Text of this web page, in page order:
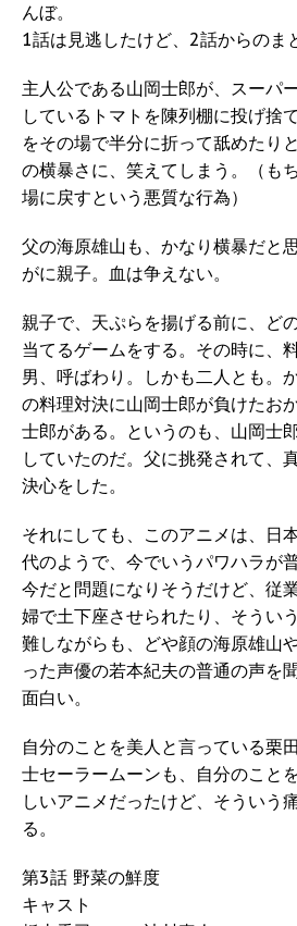
んぼ。
1話は見逃したけど、2話からのま
主人公である山岡士郎が、スーパ
しているトマトを陳列棚に投げ捨
をその場で半分に折って舐めたり
の横暴さに、笑えてしまう。（も
場に戻すという悪質な行為）
父の海原雄山も、かなり横暴だと
がに親子。血は争えない。
親子で、天ぷらを揚げる前に、ど
当てるゲームをする。その時に、
男、呼ばわり。しかも二人とも。
の料理対決に山岡士郎が負けたお
士郎がある。というのも、山岡士
していたのだ。父に挑発されて、
決心をした。
それにしても、このアニメは、日
代のようで、今でいうパワハラが
今だと問題になりそうだけど、従
婦で土下座させられたり、そうい
難しながらも、どや顔の海原雄山
った声優の若本紀夫の普通の声を
面白い。
自分のことを美人と言っている栗
士セーラームーンも、自分のこと
しいアニメだったけど、そういう
る。
第3話 野菜の鮮度
キャスト